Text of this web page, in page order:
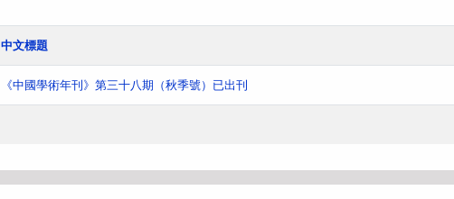
中文標題
《中國學術年刊》第三十八期（秋季號）已出刊